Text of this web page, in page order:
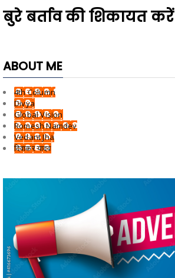
बुरे बर्ताव की शिकायत करें
ABOUT ME
4th Column
Divya
Global Vision
Romesh Namdev
Vedant Jha
दिवाकर यादव